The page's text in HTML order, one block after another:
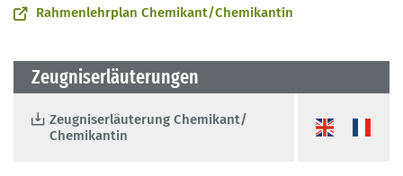
Rahmenlehrplan Chemikant/Chemikantin
Zeugniserläuterungen
Zeugniserläuterung Chemikant/
Chemikantin